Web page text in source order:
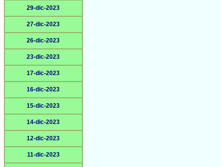
29-dic-2023
27-dic-2023
26-dic-2023
23-dic-2023
17-dic-2023
16-dic-2023
15-dic-2023
14-dic-2023
12-dic-2023
11-dic-2023